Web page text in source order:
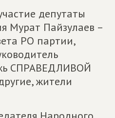
депутаты
Мурат Пайзулаев –
РО партии,
СПРАВЕДЛИВОЙ
жители